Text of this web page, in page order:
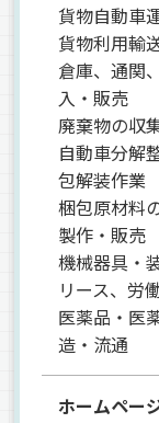
貨物自動車
貨物利用輸
倉庫、通関
入・販売
廃棄物の収
自動車分解
包解装作業
梱包原材料
製作・販売
機械器具・
リース、労
医薬品・医
造・流通
ホームペー